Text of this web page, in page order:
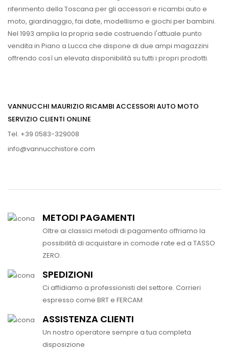
riferimento della Toscana per gli accessori e ricambi auto e
moto, giardinaggio, fai date, modellismo e giochi per bambini.
Nel 1993 amplia la propria sede costruendo l'attuale punto
vendita in Piano a Lucca che dispone di due ampi magazzini
offrendo così un elevata disponibilità su tutti i propri prodotti.
VANNUCCHI MAURIZIO RICAMBI ACCESSORI AUTO MOTO
SERVIZIO CLIENTI ONLINE
Tel. +39 0583-329008
info@vannucchistore.com
METODI PAGAMENTI
Oltre ai classici metodi di pagamento offriamo la
possibilità di acquistare in comode rate ed a TASSO
ZERO.
SPEDIZIONI
Ci affidiamo a professionisti del settore. Corrieri
espresso come BRT e FERCAM
ASSISTENZA CLIENTI
Un nostro operatore sempre a tua completa
disposizione